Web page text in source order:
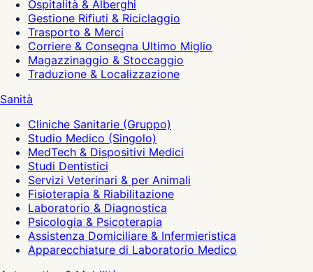
Ospitalità & Alberghi
Gestione Rifiuti & Riciclaggio
Trasporto & Merci
Corriere & Consegna Ultimo Miglio
Magazzinaggio & Stoccaggio
Traduzione & Localizzazione
Sanità
Cliniche Sanitarie (Gruppo)
Studio Medico (Singolo)
MedTech & Dispositivi Medici
Studi Dentistici
Servizi Veterinari & per Animali
Fisioterapia & Riabilitazione
Laboratorio & Diagnostica
Psicologia & Psicoterapia
Assistenza Domiciliare & Infermieristica
Apparecchiature di Laboratorio Medico